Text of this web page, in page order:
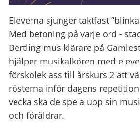
Eleverna sjunger taktfast
Med betoning på varje ord -
Bertling musiklärare på
hjälper musikalkören med
förskoleklass till årskurs 2 att
rösterna inför dagens
vecka ska de spela upp sin
och föräldrar.